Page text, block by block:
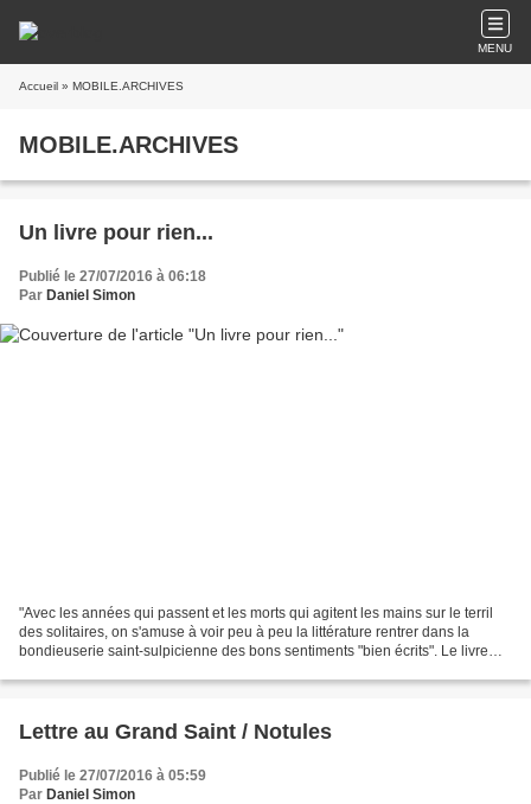
MENU
Accueil » MOBILE.ARCHIVES
MOBILE.ARCHIVES
Un livre pour rien...
Publié le 27/07/2016 à 06:18
Par Daniel Simon
"Avec les années qui passent et les morts qui agitent les mains sur le terril
des solitaires, on s'amuse à voir peu à peu la littérature rentrer dans la
bondieuserie saint-sulpicienne des bons sentiments "bien écrits". Le livre
Lettre au Grand Saint / Notules
Publié le 27/07/2016 à 05:59
Par Daniel Simon